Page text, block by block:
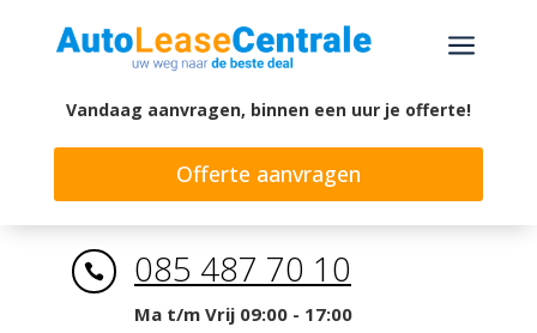
a
Vandaag aanvragen, binnen een uur je offerte!
Offerte aanvragen
 085 487 70 10
Ma t/m Vrij 09:00 - 17:00